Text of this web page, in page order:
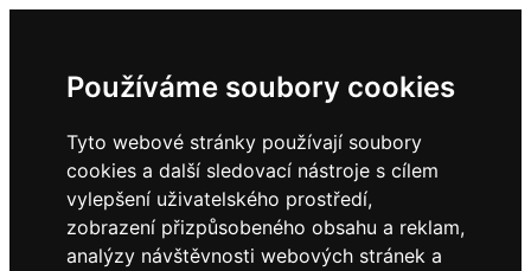
Používáme soubory cookies
Tyto webové stránky používají soubory
cookies a další sledovací nástroje s cílem
vylepšení uživatelského prostředí,
zobrazení přizpůsobeného obsahu a reklam,
analýzy návštěvnosti webových stránek a